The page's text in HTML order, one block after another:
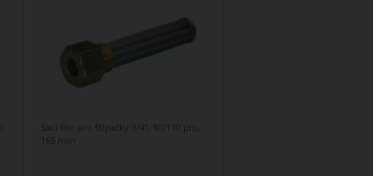
Sací filtr pro štípačky 3/4", 90/110 µm,
165 mm